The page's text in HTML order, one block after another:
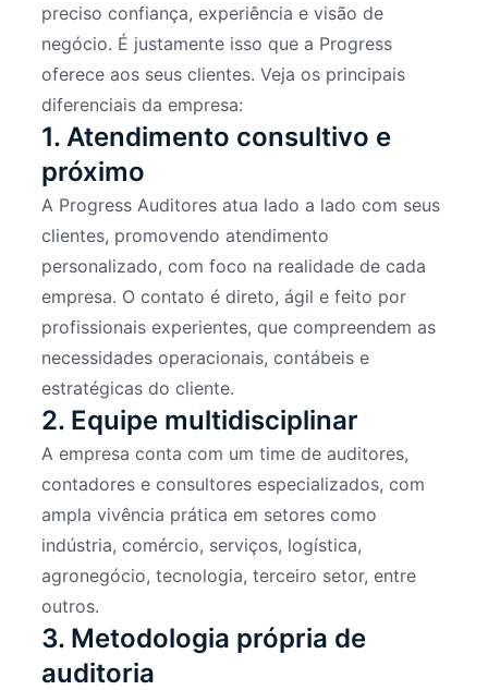
preciso confiança, experiência e visão de
negócio. É justamente isso que a Progress
oferece aos seus clientes. Veja os principais
diferenciais da empresa:
1. Atendimento consultivo e
próximo
A Progress Auditores atua lado a lado com seus
clientes, promovendo atendimento
personalizado, com foco na realidade de cada
empresa. O contato é direto, ágil e feito por
profissionais experientes, que compreendem as
necessidades operacionais, contábeis e
estratégicas do cliente.
2. Equipe multidisciplinar
A empresa conta com um time de auditores,
contadores e consultores especializados, com
ampla vivência prática em setores como
indústria, comércio, serviços, logística,
agronegócio, tecnologia, terceiro setor, entre
outros.
3. Metodologia própria de
auditoria